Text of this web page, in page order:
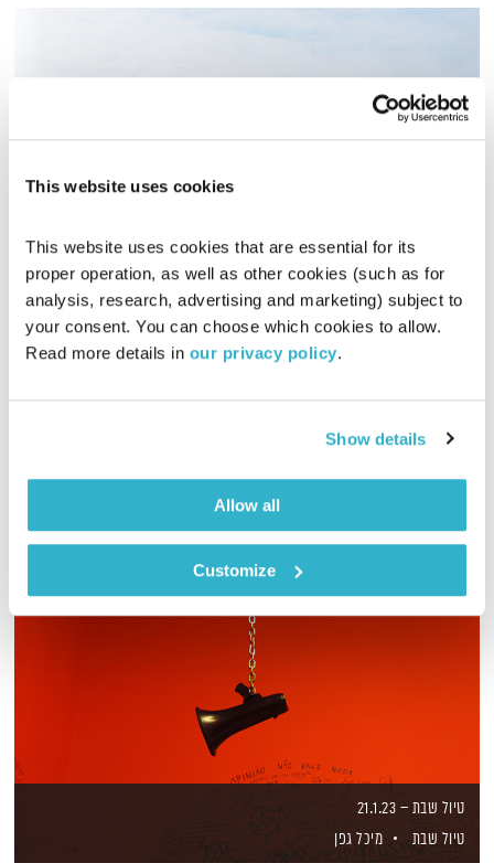
This website uses cookies
This website uses cookies that are essential for its
proper operation, as well as other cookies (such as for
analysis, research, advertising and marketing) subject to
your consent. You can choose which cookies to allow.
Read more details in our privacy policy.
Show details
Allow all
Customize
עולם קטן
אורי בנקהלטר
08.11.23
01:58:11
טיול שבת – 21.1.23
טיול שבת
מיכל גפן